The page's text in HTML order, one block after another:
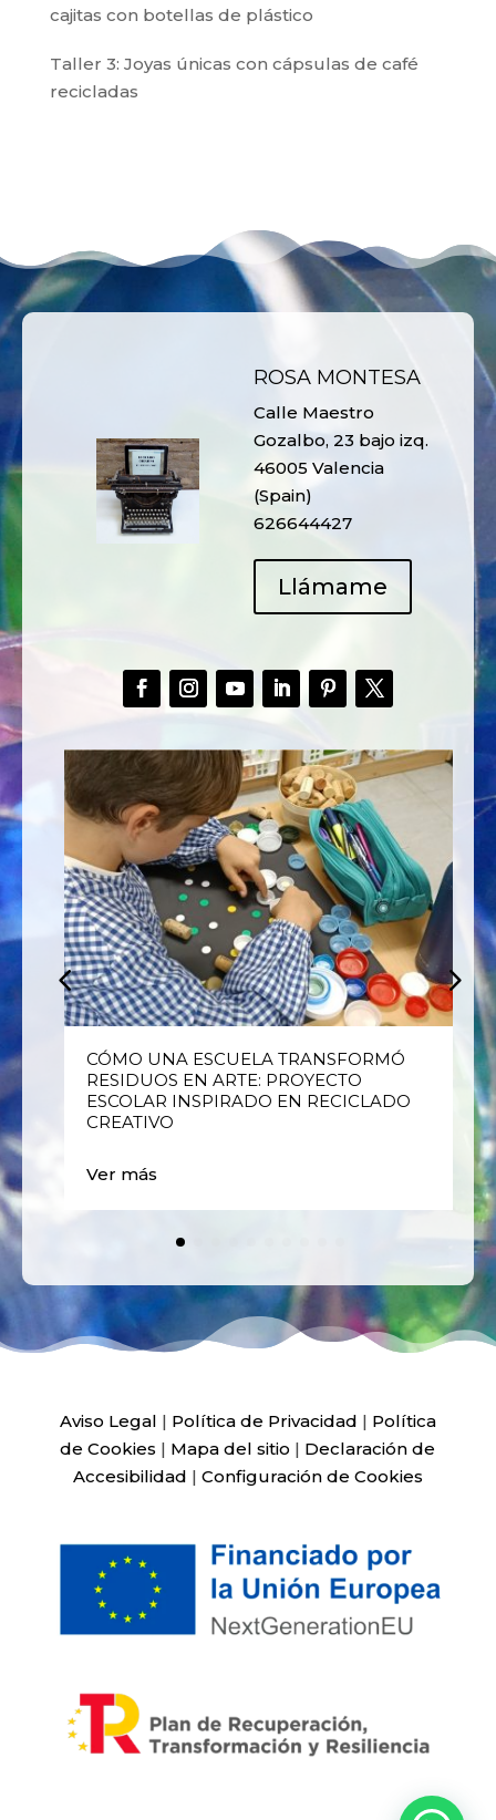
cajitas con botellas de plástico
Taller 3: Joyas únicas con cápsulas de café
recicladas
ROSA MONTESA
Calle Maestro
Gozalbo, 23 bajo izq.
46005 Valencia
(Spain)
626644427
Llámame
CÓMO UNA ESCUELA TRANSFORMÓ
RESIDUOS EN ARTE: PROYECTO
ESCOLAR INSPIRADO EN RECICLADO
CREATIVO
Ver más
Aviso Legal | Política de Privacidad | Política
de Cookies | Mapa del sitio | Declaración de
Accesibilidad | Configuración de Cookies